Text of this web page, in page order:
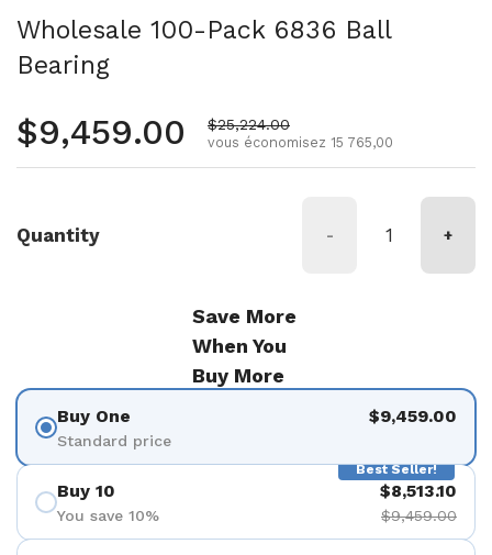
Wholesale 100-Pack 6836 Ball
Bearing
Prix régulier
$9,459.00 Prix de vente
$25,224.00
vous économisez 15 765,00
Quantity - +
Save More
When You
Buy More
Buy One
Standard price
$9,459.00
Best Seller!
Buy 10
You save 10%
$8,513.10
$9,459.00